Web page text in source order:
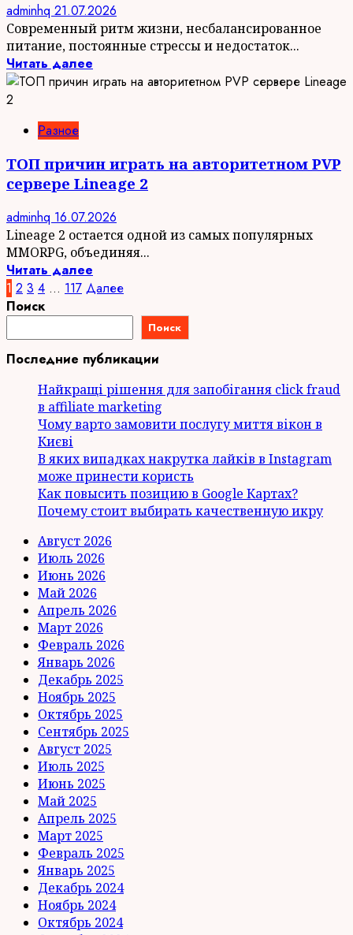
adminhq 21.07.2026
Современный ритм жизни, несбалансированное
питание, постоянные стрессы и недостаток...
Читать далее
Разное
ТОП причин играть на авторитетном PVP
сервере Lineage 2
adminhq 16.07.2026
Lineage 2 остается одной из самых популярных
MMORPG, объединяя...
Читать далее
Пагинация
записей
1 2 3 4 … 117 Далее
Поиск
Поиск
Последние публикации
Найкращі рішення для запобігання click fraud
в affiliate marketing
Чому варто замовити послугу миття вікон в
Києві
В яких випадках накрутка лайків в Instagram
може принести користь
Как повысить позицию в Google Картах?
Почему стоит выбирать качественную икру
Август 2026
Июль 2026
Июнь 2026
Май 2026
Апрель 2026
Март 2026
Февраль 2026
Январь 2026
Декабрь 2025
Ноябрь 2025
Октябрь 2025
Сентябрь 2025
Август 2025
Июль 2025
Июнь 2025
Май 2025
Апрель 2025
Март 2025
Февраль 2025
Январь 2025
Декабрь 2024
Ноябрь 2024
Октябрь 2024